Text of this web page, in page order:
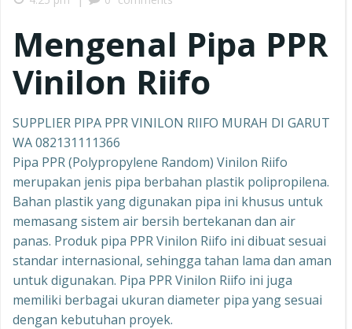
Mengenal Pipa PPR
Vinilon Riifo
SUPPLIER PIPA PPR VINILON RIIFO MURAH DI GARUT
WA 082131111366
Pipa PPR (Polypropylene Random) Vinilon Riifo
merupakan jenis pipa berbahan plastik polipropilena.
Bahan plastik yang digunakan pipa ini khusus untuk
memasang sistem air bersih bertekanan dan air
panas. Produk pipa PPR Vinilon Riifo ini dibuat sesuai
standar internasional, sehingga tahan lama dan aman
untuk digunakan. Pipa PPR Vinilon Riifo ini juga
memiliki berbagai ukuran diameter pipa yang sesuai
dengan kebutuhan proyek.